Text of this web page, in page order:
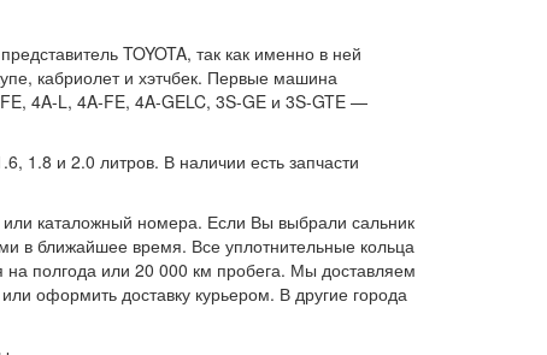
TOYOTA, так как именно в ней
кабриолет и хэтчбек. Первые машина
4A-L, 4A-FE, 4A-GELC, 3S-GE и 3S-GTE —
1.8 и 2.0 литров. В наличии есть запчасти
каталожный номера. Если Вы выбрали сальник
в ближайшее время. Все уплотнительные кольца
полгода или 20 000 км пробега. Мы доставляем
оформить доставку курьером. В другие города